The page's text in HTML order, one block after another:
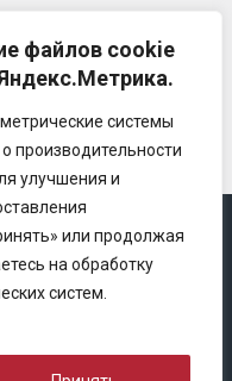
файлов cookie
системы
производительности
улучшения и
или продолжая
на обработку
систем.
и чаю, потому что
«Некоммерческого
страхового рынка